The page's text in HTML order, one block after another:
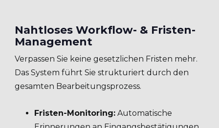
Nahtloses Workflow- & Fristen-
Management
Verpassen Sie keine gesetzlichen Fristen mehr.
Das System führt Sie strukturiert durch den
gesamten Bearbeitungsprozess.
Fristen-Monitoring: Automatische